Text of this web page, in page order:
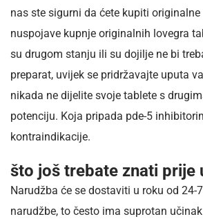
nas ste sigurni da ćete kupiti
nuspojave kupnje originalnih lovegra
su drugom stanju ili su dojilje ne bi
preparat, uvijek se pridržavajte uputa
nikada ne dijelite svoje tablete s
potenciju. Koja pripada pde-5
kontraindikacije.
što još trebate znati prije
Narudžba će se dostaviti u roku od 24-
narudžbe, to često ima suprotan